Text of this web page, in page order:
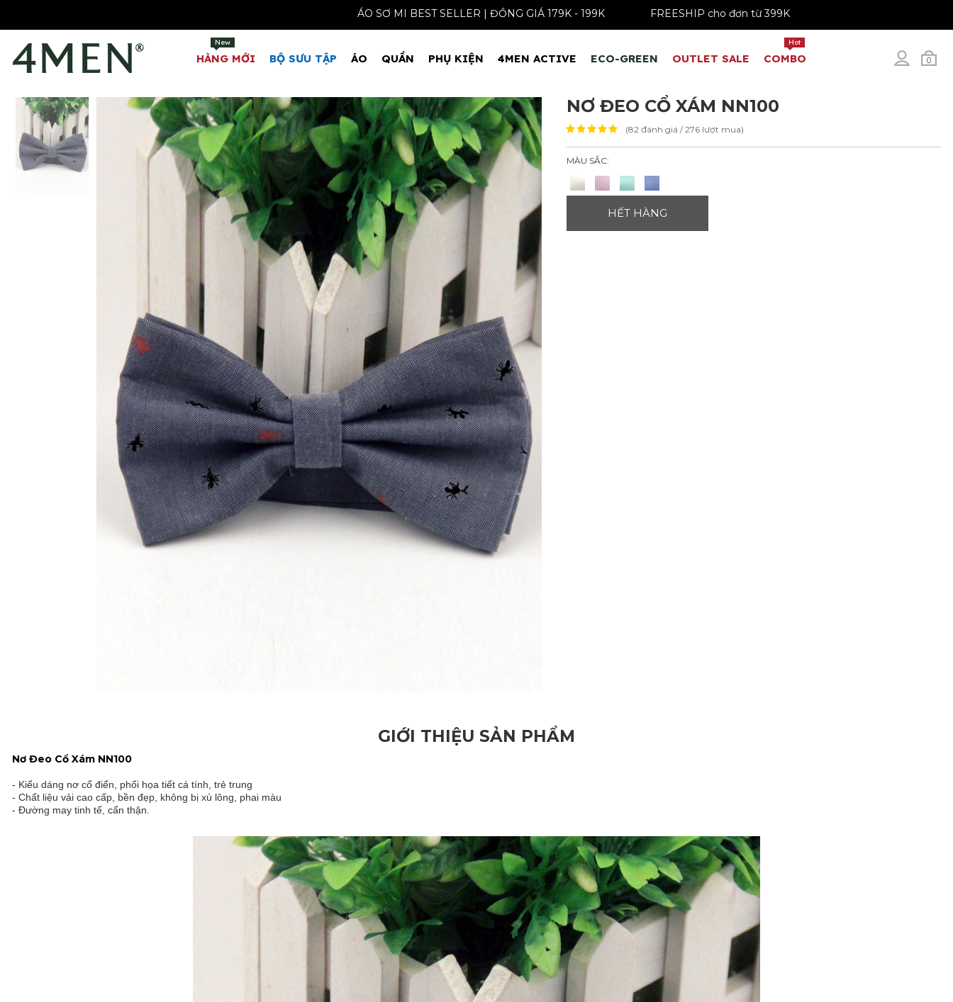
ÁO SƠ MI BEST SELLER | ĐỒNG GIÁ 179K - 199K FREESHIP cho đơn từ 399K
0
HÀNG MỚI
New
BỘ SƯU TẬP ÁO QUẦN PHỤ KIỆN 4MEN ACTIVE ECO-GREEN OUTLET SALE COMBO
Hot
NƠ ĐEO CỔ XÁM NN100
(82 đánh giá / 276 lượt mua)
MÀU SẮC:
HẾT HÀNG
GIỚI THIỆU SẢN PHẨM
Nơ Đeo Cổ Xám NN100
- Kiểu dáng nơ cổ điển, phối họa tiết cá tính, trẻ trung
- Chất liệu vải cao cấp, bền đẹp, không bị xù lông, phai màu
- Đường may tinh tế, cẩn thận.